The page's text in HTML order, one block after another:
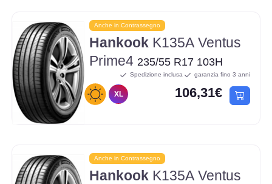
Anche in Contrassegno
Hankook K135A Ventus
Prime4 235/55 R17 103H
XL
Spedizione inclusa garanzia fino 3 anni
106,31€
Anche in Contrassegno
Hankook K135A Ventus